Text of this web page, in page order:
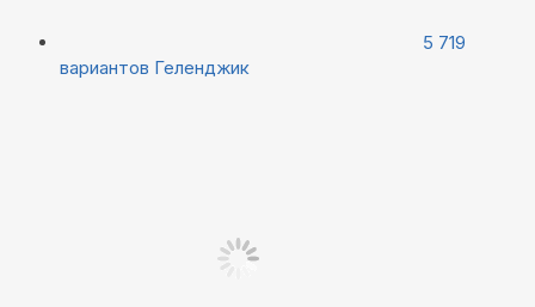
5 719
вариантов Геленджик